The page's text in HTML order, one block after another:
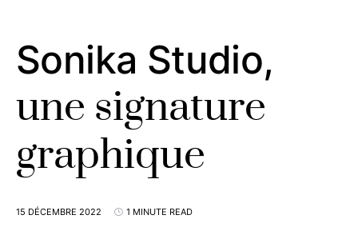
Sonika Studio,
une signature
graphique
15 DÉCEMBRE 2022 1 MINUTE READ